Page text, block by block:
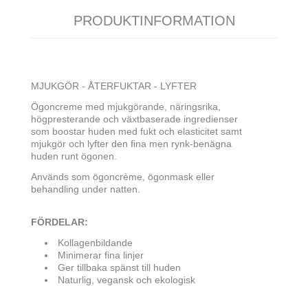
PRODUKTINFORMATION
MJUKGÖR - ÅTERFUKTAR - LYFTER
Ögoncreme med mjukgörande, näringsrika,
högpresterande och växtbaserade ingredienser
som boostar huden med fukt och elasticitet samt
mjukgör och lyfter den fina men rynk-benägna
huden runt ögonen.
Används som ögoncrème, ögonmask eller
behandling under natten.
FÖRDELAR:
Kollagenbildande
Minimerar fina linjer
Ger tillbaka spänst till huden
Naturlig, vegansk och ekologisk